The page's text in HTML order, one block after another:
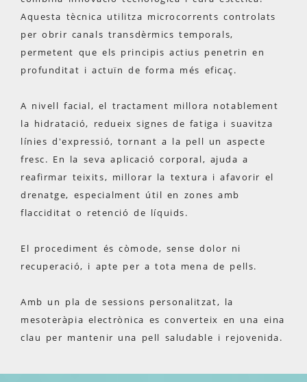
Aquesta tècnica utilitza microcorrents controlats
per obrir canals transdèrmics temporals,
permetent que els principis actius penetrin en
profunditat i actuïn de forma més eficaç.
A nivell facial, el tractament millora notablement
la hidratació, redueix signes de fatiga i suavitza
línies d'expressió, tornant a la pell un aspecte
fresc. En la seva aplicació corporal, ajuda a
reafirmar teixits, millorar la textura i afavorir el
drenatge, especialment útil en zones amb
flacciditat o retenció de líquids.
El procediment és còmode, sense dolor ni
recuperació, i apte per a tota mena de pells.
Amb un pla de sessions personalitzat, la
mesoteràpia electrònica es converteix en una eina
clau per mantenir una pell saludable i rejovenida.